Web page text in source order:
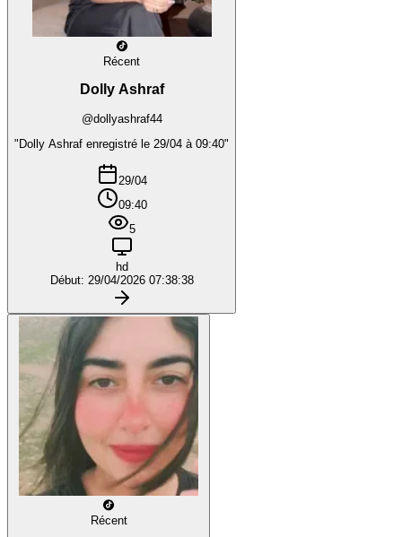
Récent
Dolly Ashraf
@dollyashraf44
"Dolly Ashraf enregistré le 29/04 à 09:40"
29/04
09:40
5
hd
Début: 29/04/2026 07:38:38
Récent